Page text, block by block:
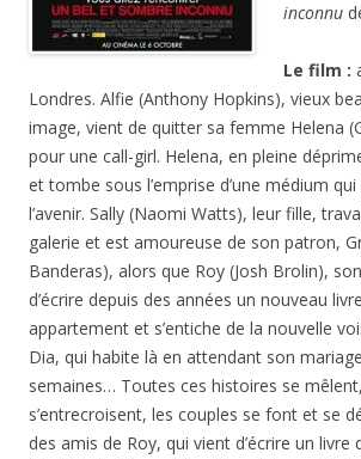
inconnu
Le film :
Londres. Alfie (Anthony Hopkins), vieux
image, vient de quitter sa femme Helena
pour une call-girl. Helena, en pleine
et tombe sous l’emprise d’une médium
l’avenir. Sally (Naomi Watts), leur fille,
galerie et est amoureuse de son patron,
Banderas), alors que Roy (Josh Brolin),
d’écrire depuis des années un nouveau
appartement et s’entiche de la nouvelle
Dia, qui habite là en attendant son
semaines… Toutes ces histoires se
s’entrecroisent, les couples se font et se
des amis de Roy, qui vient d’écrire un livre